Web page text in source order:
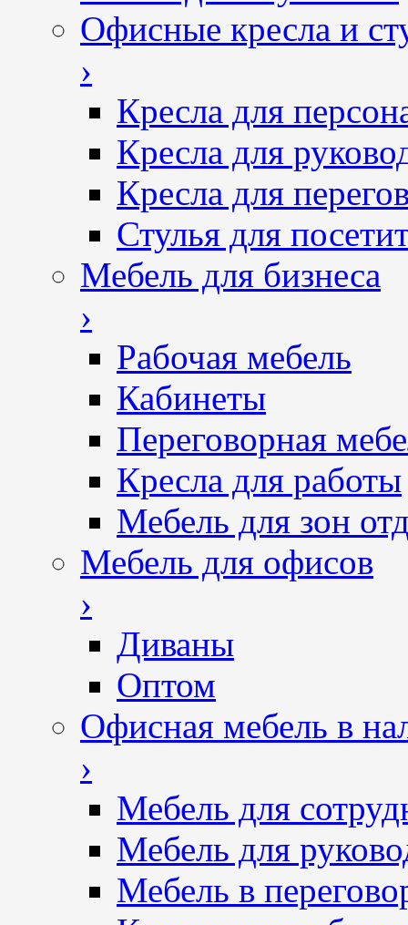
Офисные кресла и
›
Кресла для
Кресла для
Кресла для
Стулья для
Мебель для бизнеса
›
Рабочая мебель
Кабинеты
Переговорная
Кресла для работы
Мебель для зон
Мебель для офисов
›
Диваны
Оптом
Офисная мебель в
›
Мебель для
Мебель для
Мебель в